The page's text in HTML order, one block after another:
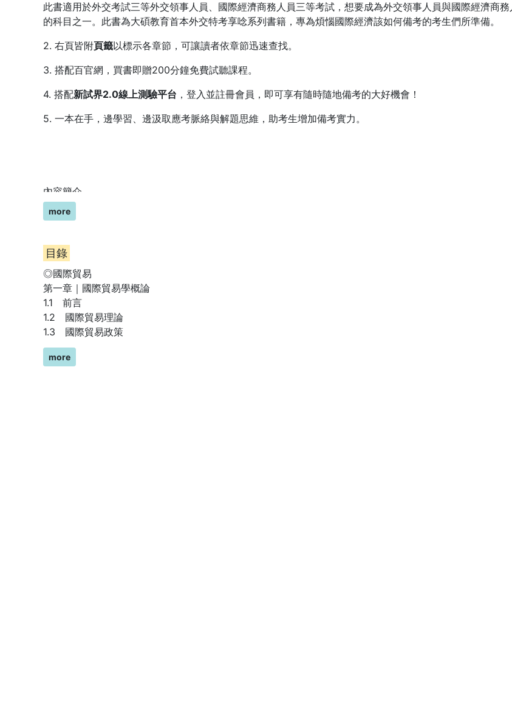
此書適用於外交考試三等外交領事人員、國際經濟商務人員三等考試，想要成為外交領事人員與國際經濟商
的科目之一。此書為大碩教育首本外交特考享唸系列書籍，專為煩惱國際經濟該如何備考的考生們所準備。
2. 右頁皆附頁籤以標示各章節，可讓讀者依章節迅速查找。
3. 搭配百官網，買書即贈200分鐘免費試聽課程。
4. 搭配新試界2.0線上測驗平台 ，登入並註冊會員，即可享有隨時隨地備考的大好機會！
5. 一本在手，邊學習、邊汲取應考脈絡與解題思維，助考生增加備考實力。
內容簡介
1. 內文特色：
所有的學習知識。透過幾何討論、文字說明與數學導正，由淺入深討論國際經濟學各項相關理論，更以提問的
重點記憶。本書按章節搭配精選試題實戰演練，提供讀者自行練習，同時可以參考書中解析，以此檢驗自己是
2. 適用族群：
由於外交三等與國際經濟商務三等考試中，國際經濟學屬於相關領域必備知識之一。
(1) 已將國際經濟完整學過一遍的讀者-可直接按照章節閱讀，確認自身學習的過程。
(2) 初次學習國際經濟的讀者-可按照書中順序的所有條件，一步一步的學習。
more
目錄
◎國際貿易
第一章｜國際貿易學概論
1.1 前言
1.2 國際貿易理論
1.3 國際貿易政策
第二章｜古典貿易理論
more